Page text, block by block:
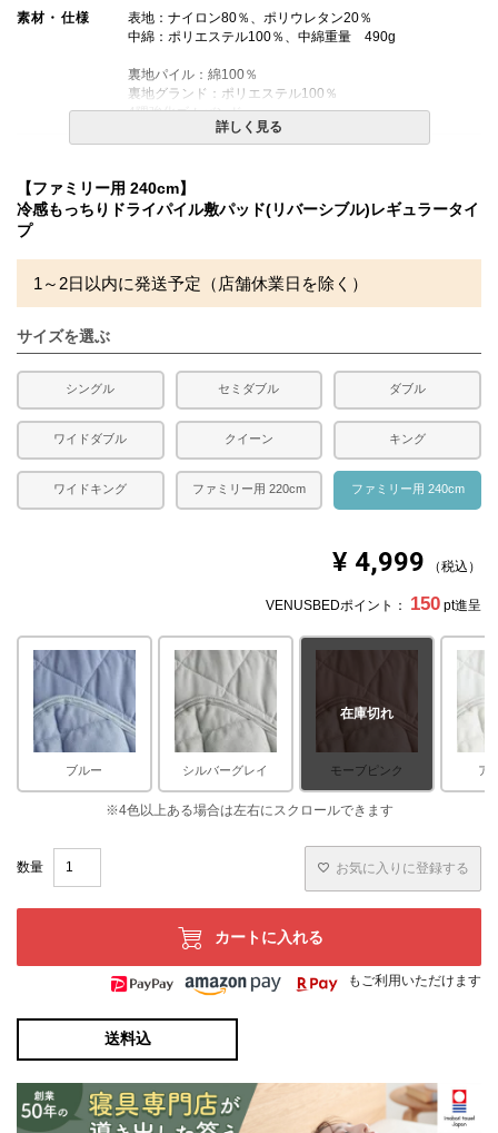
素材・仕様
表地：ナイロン80％、ポリウレタン20％
中綿：ポリエステル100％、中綿重量 490g
裏地パイル：綿100％
裏地グランド：ポリエステル100％
4隅強化ゴムバンド
備考
・タンブラー乾燥機のご使用は絶対にお避けください。
・洗濯ネットをご使用の上、単独洗いをお勧めします。
発生する場合がございます。また発送予定も変更になる場
合があります。
※製造ロットの違いにより色味に差が生じる場合がござい
また、できる限り実際の色を再現するよう心がけておりま
すが、光や照明、閲覧環境により色味に誤差がでる場合が
ございますのでご了承ください。
詳しく見る
【ファミリー用 240cm】
冷感もっちりドライパイル敷パッド(リバーシブル)レギュラータイ
プ
1～2日以内に発送予定（店舗休業日を除く）
サイズを選ぶ
シングル セミダブル ダブル
ワイドダブル クイーン キング
ワイドキング ファミリー用 220cm ファミリー用 240cm
¥ 4,999 税込
VENUSBEDポイント： 150 pt進呈
ブルー シルバーグレイ モーブピンク
在庫切れ
ア
お気に入りに登録する
カートに入れる
もご利用いただけます
送料込